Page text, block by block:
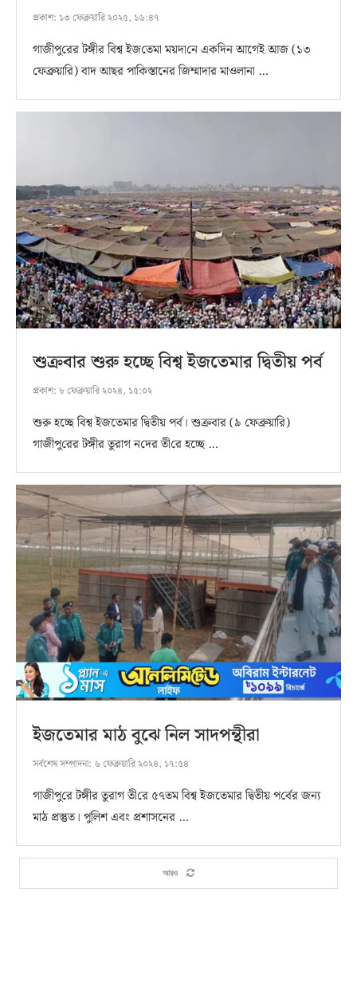
প্রকাশ: ১৩ ফেব্রুয়ারি ২০২৫, ১৬:৪৭
গাজীপু‌রের টঙ্গী‌র বিশ্ব ইজ‌তেমা ময়দা‌নে একদিন আগেই আজ (১৩
ফেব্রুয়ারি) বাদ আছর পাকিস্তানের জিম্মাদার মাওলানা …
শুক্রবার শুরু হচ্ছে বিশ্ব ইজতেমার দ্বিতীয় পর্ব
প্রকাশ: ৮ ফেব্রুয়ারি ২০২৪, ১৫:০২
শুরু হচ্ছে বিশ্ব ইজতেমার দ্বিতীয় পর্ব। শুক্রবার (৯ ফেব্রুয়ারি)
গাজীপু‌রের টঙ্গীর তুরাগ ন‌দের তী‌রে হচ্ছে …
ইজতেমার মাঠ বুঝে নিল সাদপন্থীরা
সর্বশেষ সম্পাদনা: ৬ ফেব্রুয়ারি ২০২৪, ১৭:৫৪
গাজীপু‌রে টঙ্গীর তুরাগ তী‌রে ৫৭তম বিশ্ব ইজতেমার দ্বিতীয় প‌র্বের জন‌্য
মাঠ প্রস্তুত। পুলিশ এবং প্রশাসনের …
আরও